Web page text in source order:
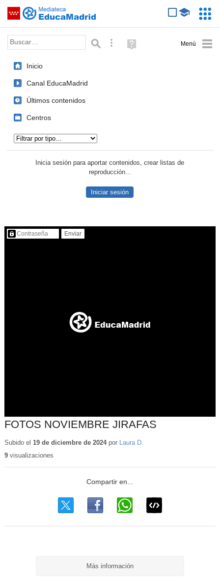
Saltar navegación
Palabra o frase: Búsqueda avanzada
Ayuda
(en
Inicio
Canal EducaMadrid
Últimos contenidos
Centros
Inicia sesión para aportar contenidos, crear listas de
reproducción...
Iniciar sesión
Contenido protegido…
FOTOS NOVIEMBRE JIRAFAS
Subido el 19 de diciembre de 2024por
Laura D.
9visualizaciones
Más información